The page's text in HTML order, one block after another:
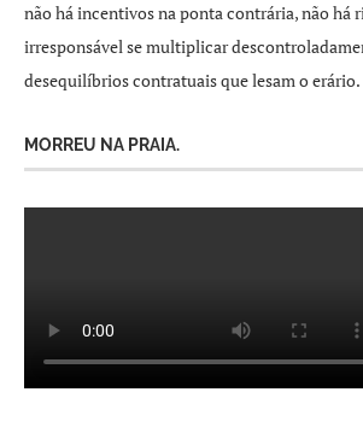
não há incentivos na ponta contrária, não há
irresponsável se multiplicar
desequilíbrios contratuais que lesam o erário.
MORREU NA PRAIA.